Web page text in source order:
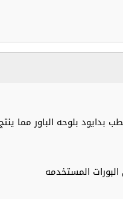
بدايود بلوحه الباور مما
المستخدمه